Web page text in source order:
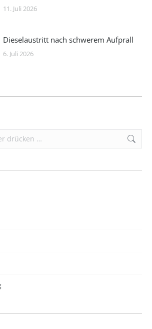
11. Juli 2026
Dieselaustritt nach schwerem Aufprall
6. Juli 2026